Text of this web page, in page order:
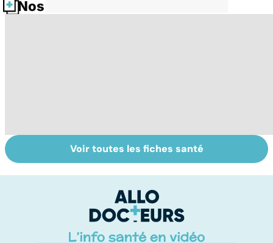
Nos fiches santé
La tuberculose
pulmonaire
L'excision, une
mutilation
Voir toutes les fiches santé